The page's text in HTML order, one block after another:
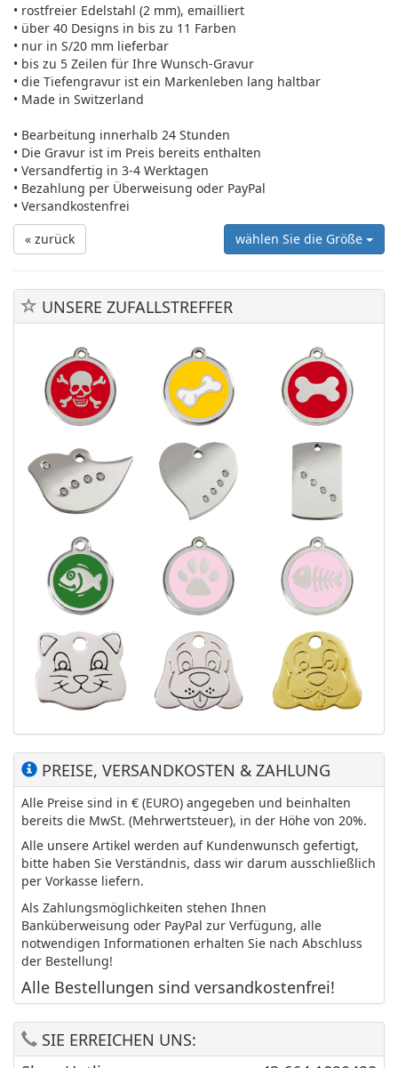
• rostfreier Edelstahl (2 mm), emailliert
• über 40 Designs in bis zu 11 Farben
• nur in S/20 mm lieferbar
• bis zu 5 Zeilen für Ihre Wunsch-Gravur
• die Tiefengravur ist ein Markenleben lang haltbar
• Made in Switzerland
• Bearbeitung innerhalb 24 Stunden
• Die Gravur ist im Preis bereits enthalten
• Versandfertig in 3-4 Werktagen
• Bezahlung per Überweisung oder PayPal
• Versandkostenfrei
« zurück
wählen Sie die Größe
UNSERE ZUFALLSTREFFER
PREISE, VERSANDKOSTEN & ZAHLUNG
Alle Preise sind in € (EURO) angegeben und beinhalten
bereits die MwSt. (Mehrwertsteuer), in der Höhe von 20%.
Alle unsere Artikel werden auf Kundenwunsch gefertigt,
bitte haben Sie Verständnis, dass wir darum ausschließlich
per Vorkasse liefern.
Als Zahlungsmöglichkeiten stehen Ihnen
Banküberweisung oder PayPal zur Verfügung, alle
notwendigen Informationen erhalten Sie nach Abschluss
der Bestellung!
Alle Bestellungen sind versandkostenfrei!
SIE ERREICHEN UNS: